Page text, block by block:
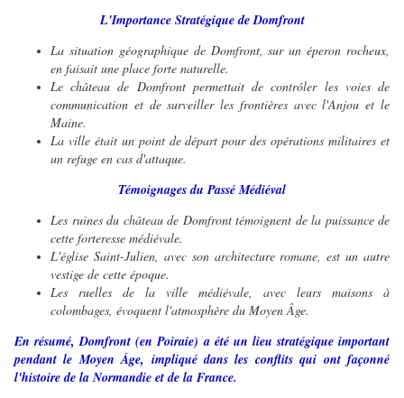
L'Importance Stratégique de Domfront
La situation géographique de Domfront, sur un éperon rocheux,
en faisait une place forte naturelle.
Le château de Domfront permettait de contrôler les voies de
communication et de surveiller les frontières avec l'Anjou et le
Maine.
La ville était un point de départ pour des opérations militaires et
un refuge en cas d'attaque.
Témoignages du Passé Médiéval
Les ruines du château de Domfront témoignent de la puissance de
cette forteresse médiévale.
L'église Saint-Julien, avec son architecture romane, est un autre
vestige de cette époque.
Les ruelles de la ville médiévale, avec leurs maisons à
colombages, évoquent l'atmosphère du Moyen Âge.
En résumé, Domfront (en Poiraie) a été un lieu stratégique important
pendant le Moyen Âge, impliqué dans les conflits qui ont façonné
l'histoire de la Normandie et de la France.